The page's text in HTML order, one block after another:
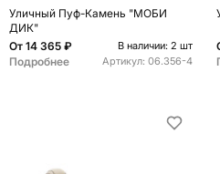
Уличный Пуф-Камень "МОБИ
ДИК"
От 14 365 ₽ В наличии: 2 шт
Подробнее Артикул: 06.356-4